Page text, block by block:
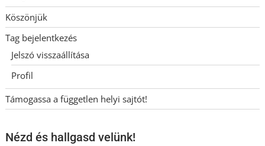
Köszönjük
Tag bejelentkezés
Jelszó visszaállítása
Profil
Támogassa a független helyi sajtót!
Nézd és hallgasd velünk!